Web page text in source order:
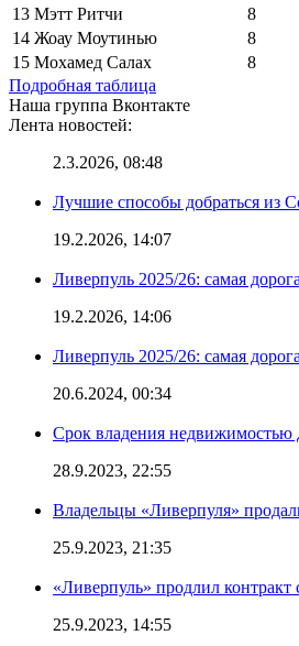
13 Мэтт Ритчи
8
14 Жоау Моутинью
8
15 Мохамед Салах
8
Подробная таблица
Наша группа Вконтакте
Лента новостей:
2.3.2026, 08:48
Лучшие способы добраться из
19.2.2026, 14:07
Ливерпуль 2025/26: самая
19.2.2026, 14:06
Ливерпуль 2025/26: самая
20.6.2024, 00:34
Срок владения недвижимостью
28.9.2023, 22:55
Владельцы «Ливерпуля»
25.9.2023, 21:35
«Ливерпуль» продлил контракт
25.9.2023, 14:55